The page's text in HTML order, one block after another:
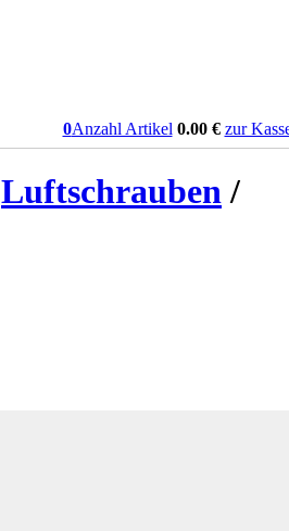
0Anzahl Artikel 0.00€ zur
Luftschrauben/